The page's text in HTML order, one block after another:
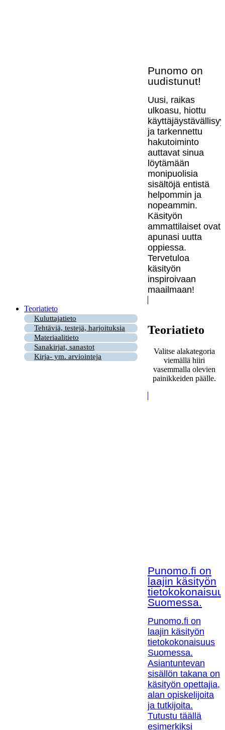
Punomo on
uudistunut!
Uusi, raikas
ulkoasu, hiottu
ja tarkennettu
hakutoiminto
auttavat sinua
löytämään
monipuolisia
sisältöjä entistä
helpommin ja
nopeammin.
Käsityön
ammattilaiset ovat
apunasi uutta
oppiessa.
Tervetuloa
käsityön
inspiroivaan
maailmaan!
Teoriatieto
Kuluttajatieto
Tehtäviä, testejä, harjoituksia
Materiaalitieto
Sanakirjat, sanastot
Kirja- ym. arviointeja
Teoriatieto
Valitse alakategoria
viemällä hiiri
vasemmalla olevien
painikkeiden päälle.
Punomo.fi on
laajin käsityön
Suomessa.
Punomo.fi on
laajin käsityön
tietokokonaisuus
Suomessa.
Asiantuntevan
sisällön takana on
käsityön opettajia,
alan opiskelijoita
ja tutkijoita.
Tutustu täällä
esimerkiksi